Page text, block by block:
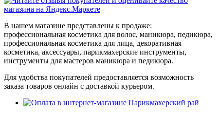
В нашем магазине представлены к продаже:
профессиональная косметика для волос, маникюра, педикюра,
профессиональная косметика для лица, декоративная
косметика, аксессуары, парикмахерские инструменты,
инструменты для мастеров маникюра и педикюра.
Для удобства покупателей предоставляется возможность
заказа товаров онлайн с доставкой курьером.